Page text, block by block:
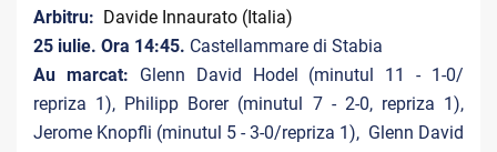
Arbitru: Davide Innaurato (Italia)
25 iulie. Ora 14:45. Castellammare di Stabia
Au marcat: Glenn David Hodel (minutul 11 - 1-0/
repriza 1), Philipp Borer (minutul 7 - 2-0, repriza 1),
Jerome Knopfli (minutul 5 - 3-0/repriza 1), Glenn David